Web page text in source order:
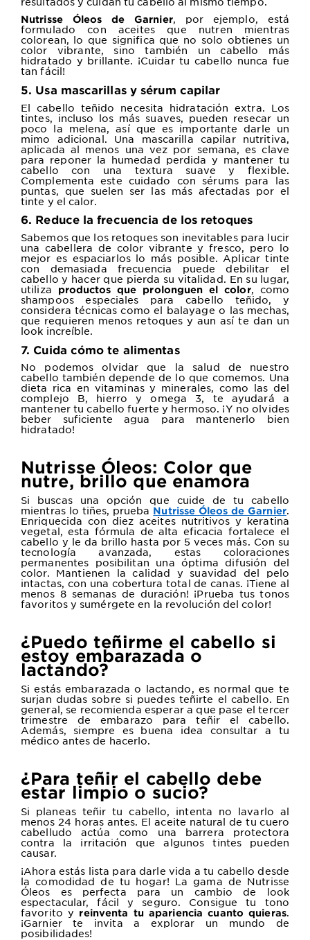
Nutrisse Óleos de Garnier, por ejemplo, está
formulado con aceites que nutren mientras
colorean, lo que significa que no solo obtienes un
color vibrante, sino también un cabello más
hidratado y brillante. ¡Cuidar tu cabello nunca fue
tan fácil!
5. Usa mascarillas y sérum capilar
El cabello teñido necesita hidratación extra. Los
tintes, incluso los más suaves, pueden resecar un
poco la melena, así que es importante darle un
mimo adicional. Una mascarilla capilar nutritiva,
aplicada al menos una vez por semana, es clave
para reponer la humedad perdida y mantener tu
cabello con una textura suave y flexible.
Complementa este cuidado con sérums para las
puntas, que suelen ser las más afectadas por el
tinte y el calor.
6. Reduce la frecuencia de los retoques
Sabemos que los retoques son inevitables para lucir
una cabellera de color vibrante y fresco, pero lo
mejor es espaciarlos lo más posible. Aplicar tinte
con demasiada frecuencia puede debilitar el
cabello y hacer que pierda su vitalidad. En su lugar,
utiliza
productos que prolonguen el color, como
shampoos especiales para cabello teñido, y
considera técnicas como el balayage o las mechas,
que requieren menos retoques y aun así te dan un
look increíble.
7. Cuida cómo te alimentas
No podemos olvidar que la salud de nuestro
cabello también depende de lo que comemos. Una
dieta rica en vitaminas y minerales, como las del
complejo B, hierro y omega 3, te ayudará a
mantener tu cabello fuerte y hermoso. ¡Y no olvides
beber suficiente agua para mantenerlo bien
hidratado!
Nutrisse Óleos: Color que
nutre, brillo que enamora
Si buscas una opción que cuide de tu cabello
mientras lo tiñes, prueba Nutrisse Óleos de Garnier.
Enriquecida con diez aceites nutritivos y keratina
vegetal, esta fórmula de alta eficacia fortalece el
cabello y le da brillo hasta por 5 veces más. Con su
tecnología avanzada, estas coloraciones
permanentes posibilitan una óptima difusión del
color. Mantienen la calidad y suavidad del pelo
intactas, con una cobertura total de canas. ¡Tiene al
menos 8 semanas de duración! ¡Prueba tus tonos
favoritos y sumérgete en la revolución del color!
¿Puedo teñirme el cabello si
estoy embarazada o
lactando?
Si estás embarazada o lactando, es normal que te
surjan dudas sobre si puedes teñirte el cabello. En
general, se recomienda esperar a que pase el tercer
trimestre de embarazo para teñir el cabello.
Además, siempre es buena idea consultar a tu
médico antes de hacerlo.
¿Para teñir el cabello debe
estar limpio o sucio?
Si planeas teñir tu cabello, intenta no lavarlo al
menos 24 horas antes. El aceite natural de tu cuero
cabelludo actúa como una barrera protectora
contra la irritación que algunos tintes pueden
causar.
¡Ahora estás lista para darle vida a tu cabello desde
la comodidad de tu hogar! La gama de Nutrisse
Óleos es perfecta para un cambio de look
espectacular, fácil y seguro. Consigue tu tono
favorito y reinventa tu apariencia cuanto quieras.
¡Garnier te invita a explorar un mundo de
posibilidades!